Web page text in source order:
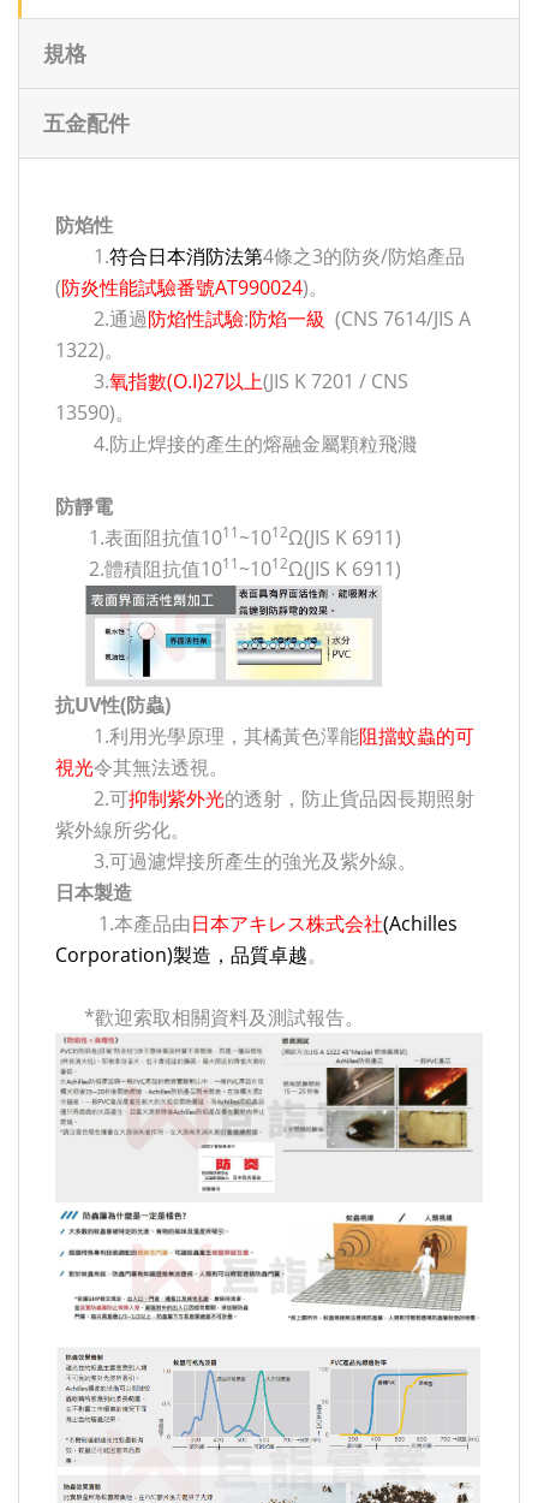
規格
五金配件
防焰性
1.符合日本消防法第4條之3的防炎/防焰產品
(防炎性能試驗番號AT990024)。
2.通過防焰性試驗:防焰一級 (CNS 7614/JIS A
1322)。
3.氧指數(O.I)27以上(JIS K 7201 / CNS
13590)。
4.防止焊接的產生的熔融金屬顆粒飛濺
防靜電
1.表面阻抗值1011 ~1012Ω(JIS K 6911)
2.體積阻抗值1011 ~1012Ω(JIS K 6911)
抗UV性(防蟲)
1.利用光學原理，其橘黃色澤能阻擋蚊蟲的可
視光令其無法透視。
2.可抑制紫外光的透射，防止貨品因長期照射
紫外線所劣化。
3.可過濾焊接所產生的強光及紫外線。
日本製造
1.本產品由日本アキレス株式会社(Achilles
Corporation)製造，品質卓越。
*歡迎索取相關資料及測試報告。